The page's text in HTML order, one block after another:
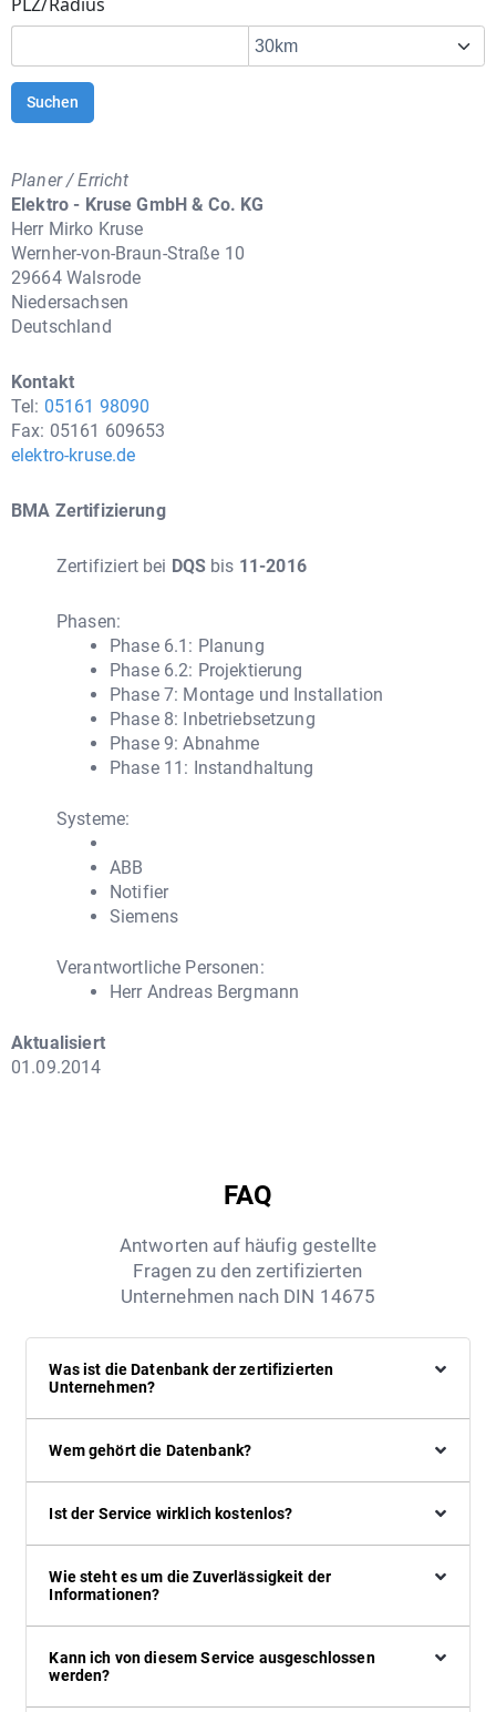
Suchen
Planer / Erricht
Elektro - Kruse GmbH & Co. KG
Herr Mirko Kruse
Wernher-von-Braun-Straße 10
29664 Walsrode
Niedersachsen
Deutschland
Kontakt
Tel: 05161 98090
Fax: 05161 609653
elektro-kruse.de
BMA Zertifizierung
Zertifiziert bei DQS bis 11-2016
Phasen:
Phase 6.1: Planung
Phase 6.2: Projektierung
Phase 7: Montage und Installation
Phase 8: Inbetriebsetzung
Phase 9: Abnahme
Phase 11: Instandhaltung
Systeme:
ABB
Notifier
Siemens
Verantwortliche Personen:
Herr Andreas Bergmann
Aktualisiert
01.09.2014
FAQ
Antworten auf häufig gestellte
Fragen zu den zertifizierten
Unternehmen nach DIN 14675
Was ist die Datenbank der zertifizierten
Unternehmen?
Wem gehört die Datenbank?
Ist der Service wirklich kostenlos?
Wie steht es um die Zuverlässigkeit der
Informationen?
Kann ich von diesem Service ausgeschlossen
werden?